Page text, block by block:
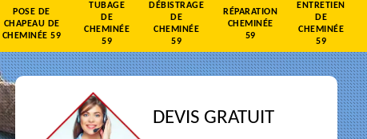
POSE DE
CHAPEAU DE
CHEMINÉE 59
TUBAGE
DE
CHEMINÉE
59
DÉBISTRAGE
DE
CHEMINÉE
59
RÉPARATION
CHEMINÉE
59
ENTRETIEN
DE
CHEMINÉE
59
DEVIS GRATUIT